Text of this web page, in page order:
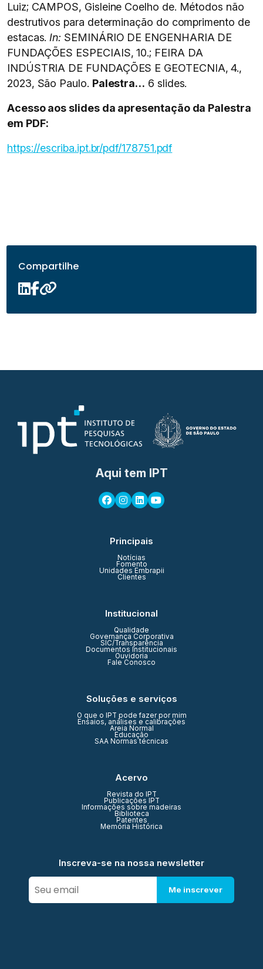
Luiz; CAMPOS, Gisleine Coelho de. Métodos não
destrutivos para determinação do comprimento de
estacas. In: SEMINÁRIO DE ENGENHARIA DE
FUNDAÇÕES ESPECIAIS, 10.; FEIRA DA
INDÚSTRIA DE FUNDAÇÕES E GEOTECNIA, 4.,
2023, São Paulo. Palestra… 6 slides.
Acesso aos slides da apresentação da Palestra
em PDF:
https://escriba.ipt.br/pdf/178751.pdf
Compartilhe
Aqui tem IPT
Principais
Notícias
Fomento
Unidades Embrapii
Clientes
Institucional
Qualidade
Governança Corporativa
SIC/Transparência
Documentos Institucionais
Ouvidoria
Fale Conosco
Soluções e serviços
O que o IPT pode fazer por mim
Ensaios, análises e calibrações
Areia Normal
Educação
SAA Normas técnicas
Acervo
Revista do IPT
Publicações IPT
Informações sobre madeiras
Biblioteca
Patentes
Memória Histórica
Inscreva-se na nossa newsletter
Me inscrever